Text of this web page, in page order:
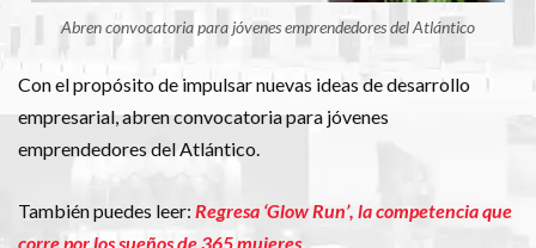
Abren convocatoria para jóvenes emprendedores del Atlántico
Con el propósito de impulsar nuevas ideas de desarrollo
empresarial, abren convocatoria para jóvenes
emprendedores del Atlántico.
También puedes leer: Regresa ‘Glow Run’, la competencia que
corre por los sueños de 365 mujeres